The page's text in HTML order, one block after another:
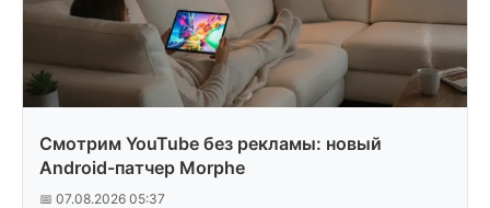
Смотрим YouTube без рекламы: новый
Android-патчер Morphe
📅 07.08.2026 05:37